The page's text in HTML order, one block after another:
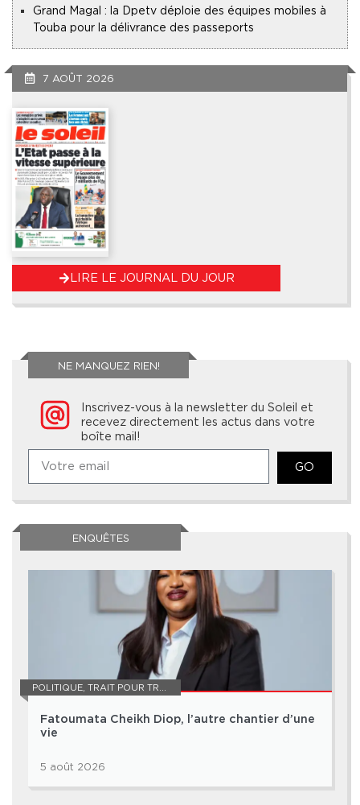
Grand Magal : la Dpetv déploie des équipes mobiles à
Touba pour la délivrance des passeports
7 AOÛT 2026
LIRE LE JOURNAL DU JOUR
NE MANQUEZ RIEN!
Inscrivez-vous à la newsletter du Soleil et
recevez directement les actus dans votre
boîte mail!
GO
ENQUÊTES
POLITIQUE TRAIT POUR TRAIT
Fatoumata Cheikh Diop, l’autre chantier d’une
vie
5 août 2026